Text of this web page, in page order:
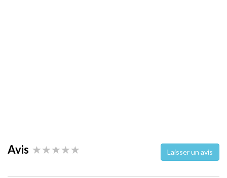
Avis Laisser un avis